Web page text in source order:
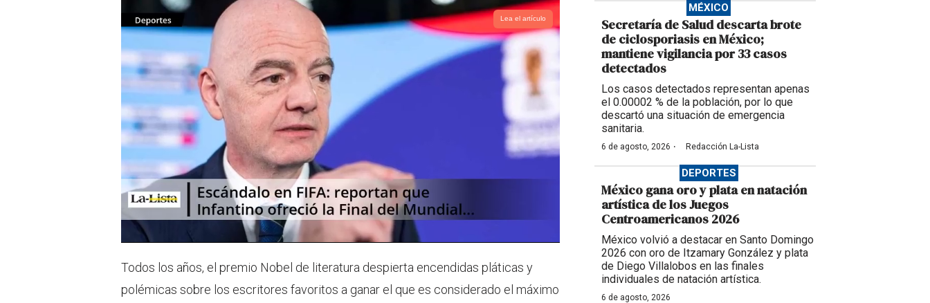
p
Lea el artículo
Todos los años, el premio Nobel de literatura despierta encendidas pláticas y
polémicas sobre los escritores favoritos a ganar el que es considerado el máximo
MÉXICO
Secretaría de Salud descarta brote
de ciclosporiasis en México;
mantiene vigilancia por 33 casos
detectados
Los casos detectados representan apenas
el 0.00002 % de la población, por lo que
descartó una situación de emergencia
sanitaria.
6 de agosto, 2026 · Redacción La-Lista
DEPORTES
México gana oro y plata en natación
artística de los Juegos
Centroamericanos 2026
México volvió a destacar en Santo Domingo
2026 con oro de Itzamary González y plata
de Diego Villalobos en las finales
individuales de natación artística.
6 de agosto, 2026